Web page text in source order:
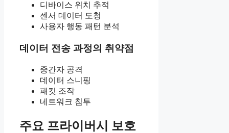
디바이스 위치 추적
센서 데이터 도청
사용자 행동 패턴 분석
데이터 전송 과정의 취약점
중간자 공격
데이터 스니핑
패킷 조작
네트워크 침투
주요 프라이버시 보호